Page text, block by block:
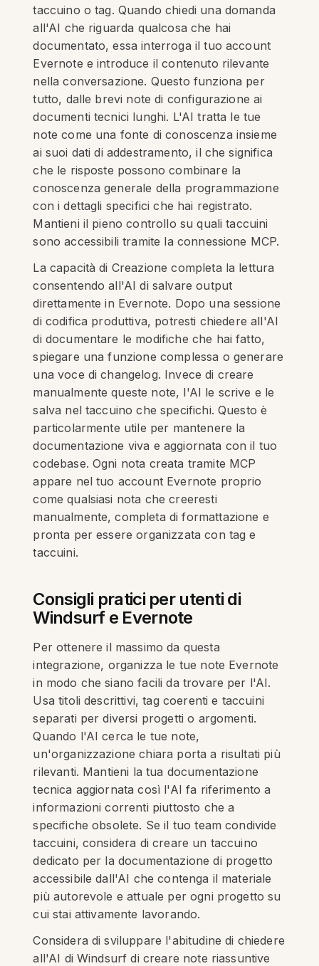
taccuino o tag. Quando chiedi una domanda
all'AI che riguarda qualcosa che hai
documentato, essa interroga il tuo account
Evernote e introduce il contenuto rilevante
nella conversazione. Questo funziona per
tutto, dalle brevi note di configurazione ai
documenti tecnici lunghi. L'AI tratta le tue
note come una fonte di conoscenza insieme
ai suoi dati di addestramento, il che significa
che le risposte possono combinare la
conoscenza generale della programmazione
con i dettagli specifici che hai registrato.
Mantieni il pieno controllo su quali taccuini
sono accessibili tramite la connessione MCP.
La capacità di Creazione completa la lettura
consentendo all'AI di salvare output
direttamente in Evernote. Dopo una sessione
di codifica produttiva, potresti chiedere all'AI
di documentare le modifiche che hai fatto,
spiegare una funzione complessa o generare
una voce di changelog. Invece di creare
manualmente queste note, l'AI le scrive e le
salva nel taccuino che specifichi. Questo è
particolarmente utile per mantenere la
documentazione viva e aggiornata con il tuo
codebase. Ogni nota creata tramite MCP
appare nel tuo account Evernote proprio
come qualsiasi nota che creeresti
manualmente, completa di formattazione e
pronta per essere organizzata con tag e
taccuini.
Consigli pratici per utenti di
Windsurf e Evernote
Per ottenere il massimo da questa
integrazione, organizza le tue note Evernote
in modo che siano facili da trovare per l'AI.
Usa titoli descrittivi, tag coerenti e taccuini
separati per diversi progetti o argomenti.
Quando l'AI cerca le tue note,
un'organizzazione chiara porta a risultati più
rilevanti. Mantieni la tua documentazione
tecnica aggiornata così l'AI fa riferimento a
informazioni correnti piuttosto che a
specifiche obsolete. Se il tuo team condivide
taccuini, considera di creare un taccuino
dedicato per la documentazione di progetto
accessibile dall'AI che contenga il materiale
più autorevole e attuale per ogni progetto su
cui stai attivamente lavorando.
Considera di sviluppare l'abitudine di chiedere
all'AI di Windsurf di creare note riassuntive